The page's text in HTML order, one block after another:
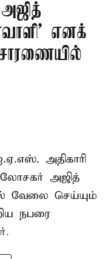
எனக்
அதிகாரி
அஜித்
வேலை செய்யும்
நபரை